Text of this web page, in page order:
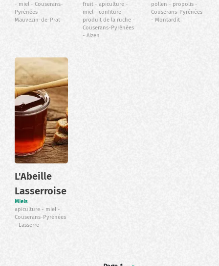
miel
Couserans-
Pyrénées
Mauvezin-de-Prat
fruit
apiculture
miel
confiture
produit de la ruche
Couserans-Pyrénées
Alzen
pollen
propolis
Couserans-Pyrénées
Montardit
L'Abeille
Lasserroise
Miels
apiculture
miel
Couserans-Pyrénées
Lasserre